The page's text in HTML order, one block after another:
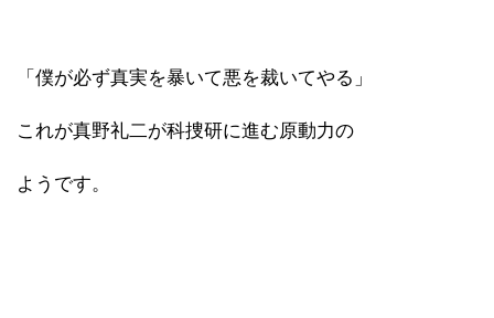
「僕が必ず真実を暴いて悪を裁いてやる」
これが真野礼二が科捜研に進む原動力の
ようです。